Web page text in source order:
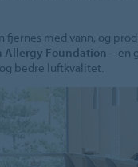
fjernes med vann, og
Allergy Foundation – en
bedre luftkvalitet.